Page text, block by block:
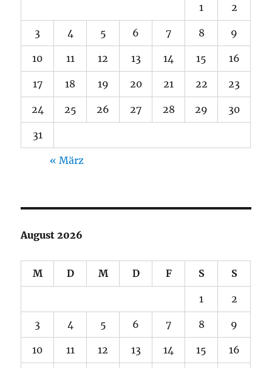
1 2
3 4 5 6 7 8 9
10 11 12 13 14 15 16
17 18 19 20 21 22 23
24 25 26 27 28 29 30
31
« März
August 2026
M D M D F S S
1 2
3 4 5 6 7 8 9
10 11 12 13 14 15 16